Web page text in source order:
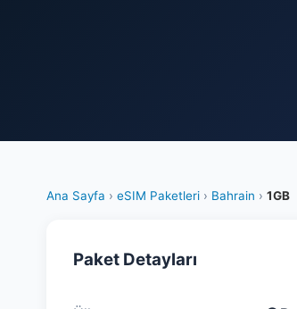
Ana Sayfa › eSIM Paketleri › Bahrain › 1GB
Paket Detayları